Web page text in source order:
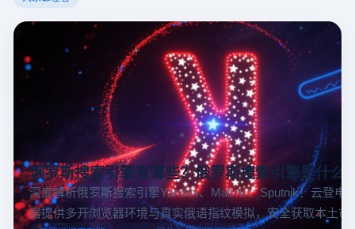
俄罗斯搜索引擎有哪些？俄罗斯搜索引擎是什么
深度解析俄罗斯搜索引擎Yandex、Mail.ru 、Sputnik！云登电
器提供多开浏览器环境与真实俄语指纹模拟，安全获取本土市